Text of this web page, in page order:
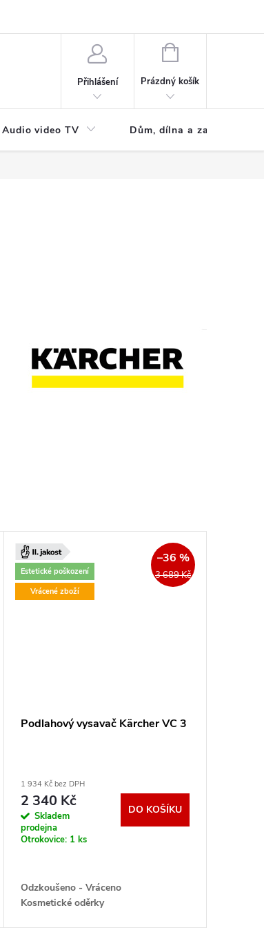
Přihlášení
NÁKUPNÍ
Prázdný košík
Audio video TV Dům, dílna a zahrada
Estetické poškození
Vrácené zboží
3 689 Kč
–36 %
Podlahový vysavač Kärcher VC 3
1 934 Kč bez DPH
2 340 Kč
Skladem
prodejna
Otrokovice: 1 ks
DO KOŠÍKU
Odzkoušeno - Vráceno
Kosmetické oděrky